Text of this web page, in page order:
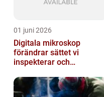
01 juni 2026
Digitala mikroskop
förändrar sättet vi
inspekterar och